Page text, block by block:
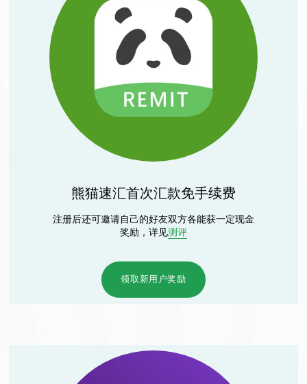
熊猫速汇首次汇款免手续费
注册后还可邀请自己的好友双方各能获一定现金
奖励，详见测评
领取新用户奖励